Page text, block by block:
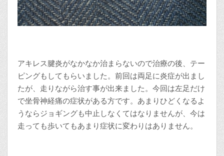
アキレス腱炎がなかなか治まらないので治療の後、テー
ピングもしてもらいました。前回は両足に炎症が出まし
たが、走りながら治す事が出来ました。今回は左足だけ
で坐骨神経痛の症状がある方です。あまりひどくなるよ
うならジョギングも中止しなくてはなりませんが、今は
走っても歩いてもあまり症状に変わりはありません。